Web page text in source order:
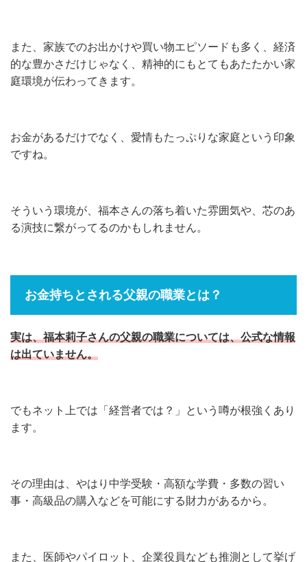
また、家族でのお出かけや買い物エピソードも多く、経済
的な豊かさだけじゃなく、精神的にもとてもあたたかい家
庭環境が伝わってきます。
お金があるだけでなく、愛情もたっぷりな家庭という印象
ですね。
そういう環境が、福本さんの落ち着いた雰囲気や、芯のあ
る演技に繋がってるのかもしれません。
お金持ちとされる父親の職業とは？
実は、福本莉子さんの父親の職業については、公式な情報
は出ていません。
でもネット上では「経営者では？」という噂が根強くあり
ます。
その理由は、やはり中学受験・高額な学費・多数の習い
事・高級品の購入などを可能にする財力があるから。
また、医師やパイロット、企業役員なども推測として挙げ